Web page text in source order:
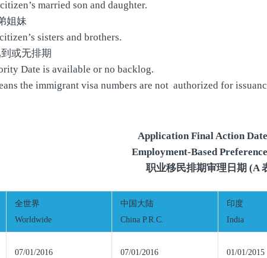
married son and daughter.
姐妹
sisters and brothers.
或无排期
Date is available or no backlog.
the immigrant visa numbers are not authorized for
Application Final Action
Employment-Based
职业移民排期审理日期 (A
全世界
Worldwide
中国大陆
China P.R.C.
印度
India
07/01/2016 07/01/2016 01/01/2015